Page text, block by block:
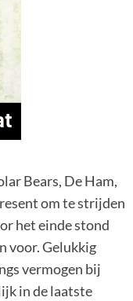
Bears, De Ham,
om te strijden
het einde stond
voor. Gelukkig
vermogen bij
in de laatste